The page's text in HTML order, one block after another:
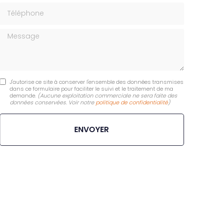
Message
J'autorise ce site à conserver l'ensemble des données transmises
dans ce formulaire pour faciliter le suivi et le traitement de ma
demande. (Aucune exploitation commerciale ne sera faite des
données conservées. Voir notre politique de confidentialité)